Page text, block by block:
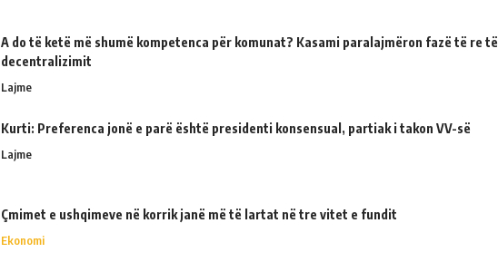
A do të ketë më shumë kompetenca për komunat? Kasami paralajmëron fazë të re të
decentralizimit
Lajme
Kurti: Preferenca jonë e parë është presidenti konsensual, partiak i takon VV-së
Lajme
Çmimet e ushqimeve në korrik janë më të lartat në tre vitet e fundit
Ekonomi